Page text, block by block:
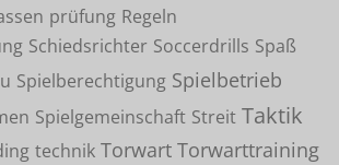
prüfung Regeln
Schiedsrichter Soccerdrills Spaß
Spielberechtigung Spielbetrieb
Spielgemeinschaft Streit Taktik
technik Torwart Torwarttraining